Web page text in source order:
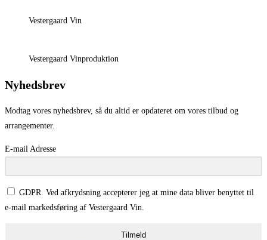
Vestergaard Vin
Vestergaard Vinproduktion
Nyhedsbrev
Modtag vores nyhedsbrev, så du altid er opdateret om vores tilbud og
arrangementer.
E-mail Adresse
GDPR. Ved afkrydsning accepterer jeg at mine data bliver benyttet til
e-mail markedsføring af Vestergaard Vin.
Tilmeld